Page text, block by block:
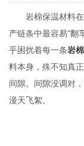
岩棉保温材料在
产链条中最容易"翻
乎困扰着每一条岩
料本身，殊不知真
间隙。间隙没调对
漫天飞絮。